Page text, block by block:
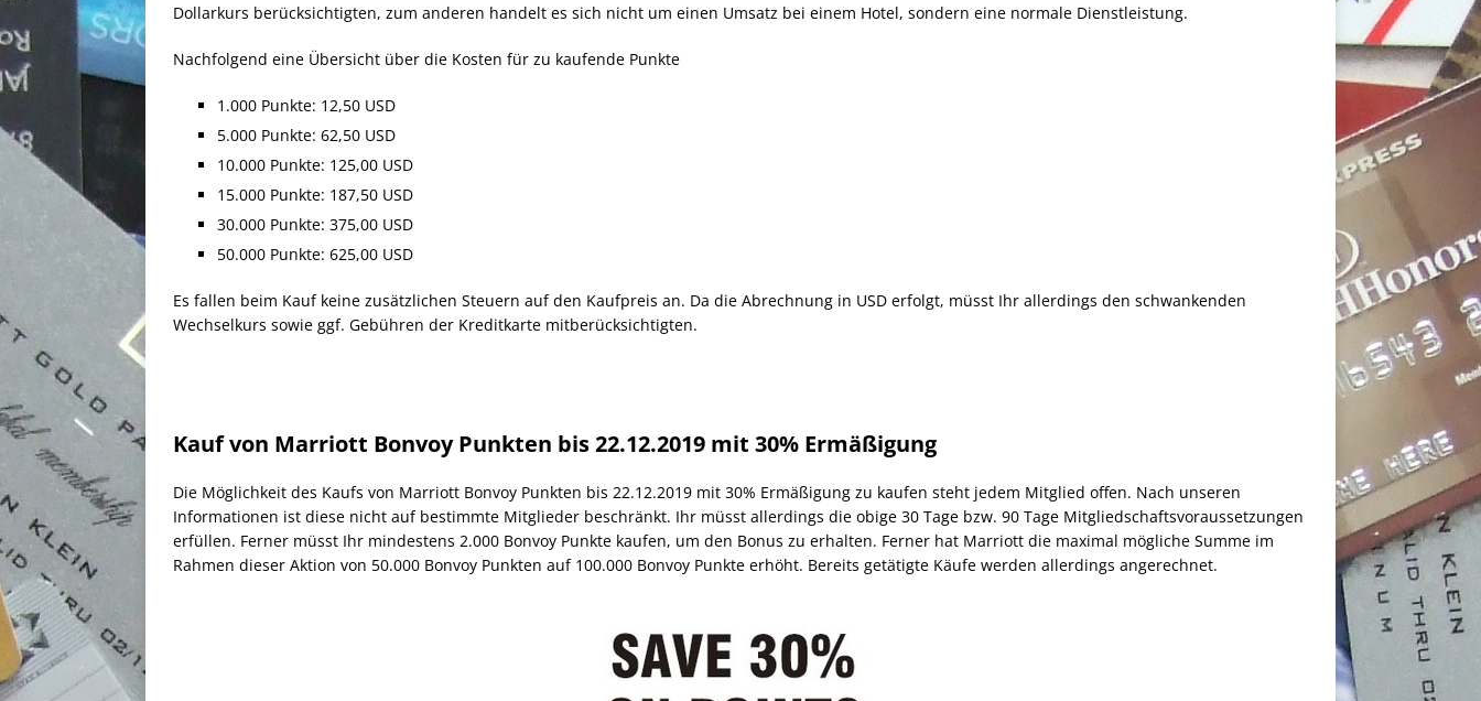
Dollarkurs berücksichtigten, zum anderen handelt es sich nicht um einen Umsatz bei einem Hotel, sondern eine normale Dienstleistung.
Nachfolgend eine Übersicht über die Kosten für zu kaufende Punkte
1.000 Punkte: 12,50 USD
5.000 Punkte: 62,50 USD
10.000 Punkte: 125,00 USD
15.000 Punkte: 187,50 USD
30.000 Punkte: 375,00 USD
50.000 Punkte: 625,00 USD
Es fallen beim Kauf keine zusätzlichen Steuern auf den Kaufpreis an. Da die Abrechnung in USD erfolgt, müsst Ihr allerdings den schwankenden
Wechselkurs sowie ggf. Gebühren der Kreditkarte mitberücksichtigten.
Kauf von Marriott Bonvoy Punkten bis 22.12.2019 mit 30% Ermäßigung
Die Möglichkeit des Kaufs von Marriott Bonvoy Punkten bis 22.12.2019 mit 30% Ermäßigung zu kaufen steht jedem Mitglied offen. Nach unseren
Informationen ist diese nicht auf bestimmte Mitglieder beschränkt. Ihr müsst allerdings die obige 30 Tage bzw. 90 Tage Mitgliedschaftsvoraussetzungen
erfüllen. Ferner müsst Ihr mindestens 2.000 Bonvoy Punkte kaufen, um den Bonus zu erhalten. Ferner hat Marriott die maximal mögliche Summe im
Rahmen dieser Aktion von 50.000 Bonvoy Punkten auf 100.000 Bonvoy Punkte erhöht. Bereits getätigte Käufe werden allerdings angerechnet.